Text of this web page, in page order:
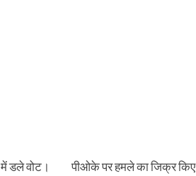
में डले वोट।
पीओके पर हमले का जिक्र किए